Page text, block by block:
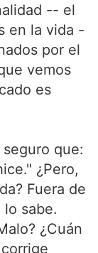
-- el
en la vida -
por el
vemos
es
que:
¿Pero,
Fuera de
sabe.
¿Cuán